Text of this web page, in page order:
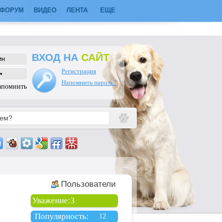
ФОРУМ ВИДЕО ЛЕНТА ЕЩЕ
ВХОД НА САЙТ
Регистрация
Напомнить пароль?
Пользователи
Уважение:3
Популярность:
12